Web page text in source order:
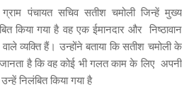
ग्राम पंचायत सचिव सतीश चमोली जिन्हें मुख्य
किया गया है वह एक ईमानदार और निष्ठावान
व्यक्ति हैं। उन्होंने बताया कि सतीश चमोली के
जानता है कि वह कोई भी गलत काम के लिए अपनी
निलंबित किया गया है